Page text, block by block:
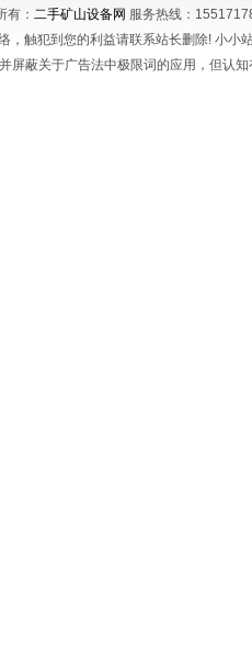
有： 二手矿山设备网 服务热线：
，触犯到您的利益请联系站长删除! 小
屏蔽关于广告法中极限词的应用，但认